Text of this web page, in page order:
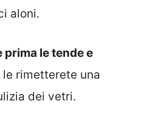
aloni.
le tende e
le rimetterete una
dei vetri.